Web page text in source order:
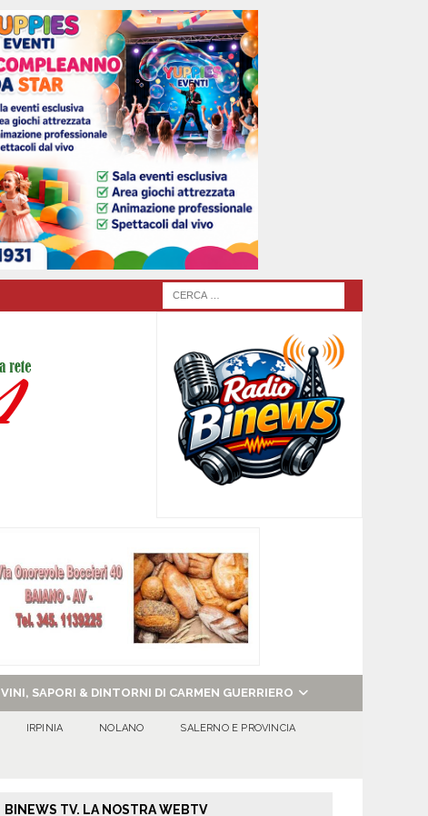
VINI, SAPORI & DINTORNI DI CARMEN GUERRIERO
IRPINIA NOLANO SALERNO E PROVINCIA
BINEWS TV. LA NOSTRA WEBTV